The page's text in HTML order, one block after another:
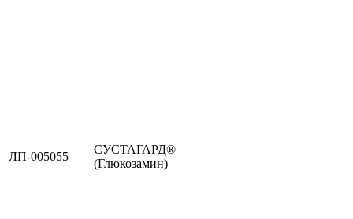
ЛП-005055
СУСТАГАРД®
(Глюкозамин)